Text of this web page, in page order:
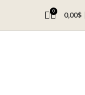
0 0,00$